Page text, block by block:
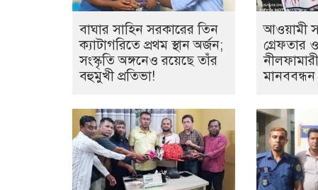
বাঘার সাহিন সরকারের তিন
ক্যাটাগরিতে প্রথম স্থান অর্জন;
সংস্কৃতি অঙ্গনেও রয়েছে তাঁর
বহুমুখী প্রতিভা!
আওয়ামী
গ্রেফতার
মানববন্ধন